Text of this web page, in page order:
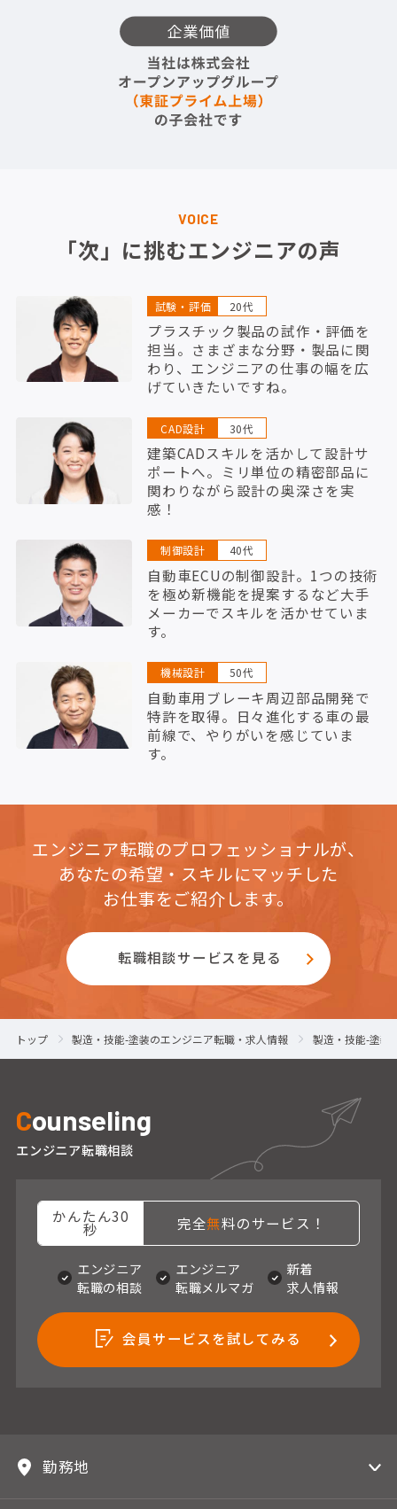
VOICE
「次」に挑むエンジニアの声
試験・評価 20代
プラスチック製品の試作・評価を
担当。さまざまな分野・製品に関
わり、エンジニアの仕事の幅を広
げていきたいですね。
CAD設計 30代
建築CADスキルを活かして設計サ
ポートへ。ミリ単位の精密部品に
関わりながら設計の奥深さを実
感！
制御設計 40代
自動車ECUの制御設計。1つの技術
を極め新機能を提案するなど大手
メーカーでスキルを活かせていま
す。
機械設計 50代
自動車用ブレーキ周辺部品開発で
特許を取得。日々進化する車の最
前線で、やりがいを感じていま
す。
エンジニア転職のプロフェッショナルが、
あなたの希望・スキルにマッチした
お仕事をご紹介します。
転職相談サービスを見る
トップ 製造・技能-塗装のエンジニア転職・求人情報 製造・技能-塗装
Counseling
エンジニア転職相談
かんたん30
秒 完全無料のサービス！
エンジニア
転職の相談
エンジニア
転職メルマガ
新着
求人情報
会員サービスを試してみる
勤務地